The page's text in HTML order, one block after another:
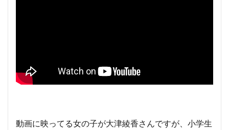
動画に映ってる女の子が大津綾香さんですが、小学生